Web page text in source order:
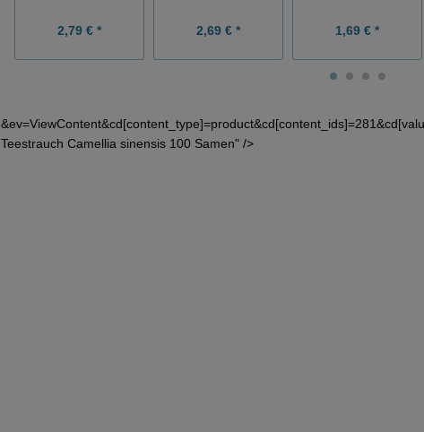
2,79 € * 2,69 € * 1,69 € *
Teestrauch Camellia sinensis 100 Samen" />